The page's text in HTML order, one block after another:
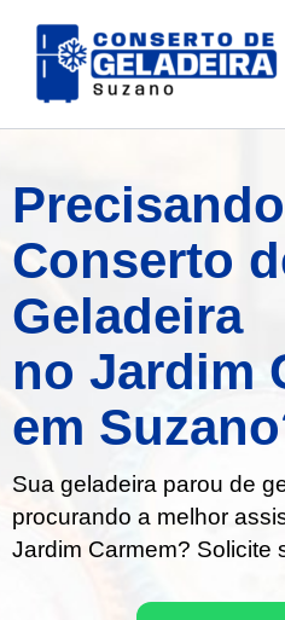
para
Conserto
Geladeira
no Jardim
em
Sua geladeira parou de
procurando a melhor
Jardim Carmem? Solicite